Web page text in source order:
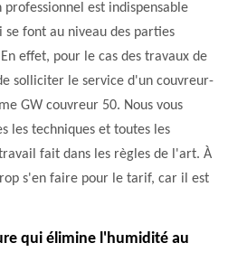
professionnel est indispensable
font au niveau des parties
effet, pour le cas des travaux de
solliciter le service d'un couvreur-
GW couvreur 50. Nous vous
les techniques et toutes les
fait dans les règles de l'art. À
s'en faire pour le tarif, car il est
qui élimine l'humidité au